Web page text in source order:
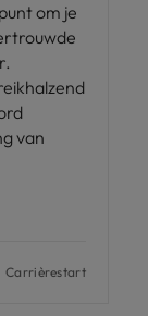
om je
van
Carrièrestart